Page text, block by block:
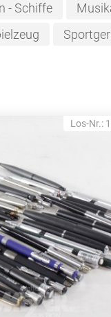
- Schiffe
Los-Nr.: